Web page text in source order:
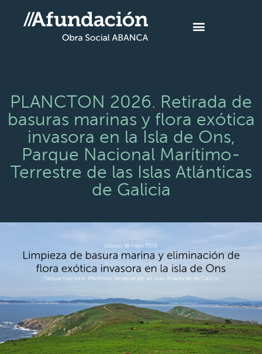
PLANCTON 2026. Retirada de
basuras marinas y flora exótica
invasora en la Isla de Ons,
Parque Nacional Marítimo-
Terrestre de las Islas Atlánticas
de Galicia